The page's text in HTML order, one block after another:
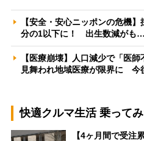
【安全・安心ニッポンの危機
分の1以下に！ 出生数減がも…
【医療崩壊】人口減少で「医
見舞われ地域医療が限界に
快適クルマ生活 乗って
【4ヶ月間で受注